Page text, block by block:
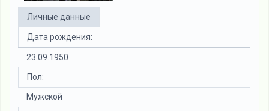
Личные данные
Дата рождения:
23.09.1950
Пол:
Мужской